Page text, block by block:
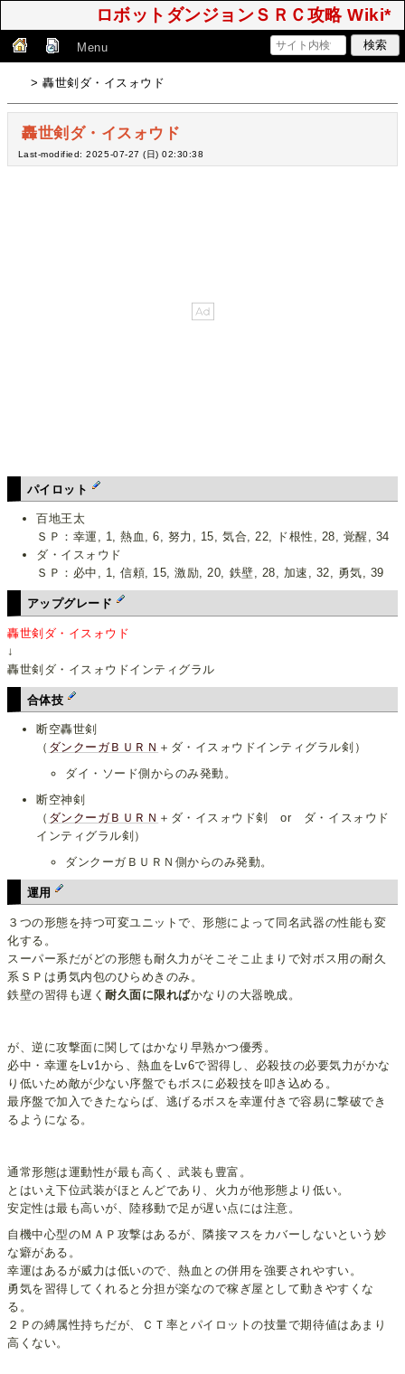
ロボットダンジョンＳＲＣ攻略 Wiki*
Menu
> 轟世剣ダ・イスォウド
轟世剣ダ・イスォウド
Last-modified: 2025-07-27 (日) 02:30:38
パイロット
百地王太
ＳＰ：幸運, 1, 熱血, 6, 努力, 15, 気合, 22, ド根性, 28, 覚醒, 34
ダ・イスォウド
ＳＰ：必中, 1, 信頼, 15, 激励, 20, 鉄壁, 28, 加速, 32, 勇気, 39
アップグレード
轟世剣ダ・イスォウド
↓
轟世剣ダ・イスォウドインティグラル
合体技
断空轟世剣
（ ダンクーガＢＵＲＮ ＋ダ・イスォウドインティグラル剣）
ダイ・ソード側からのみ発動。
断空神剣
（ ダンクーガＢＵＲＮ ＋ダ・イスォウド剣 or ダ・イスォウド
インティグラル剣）
ダンクーガＢＵＲＮ側からのみ発動。
運用
３つの形態を持つ可変ユニットで、形態によって同名武器の性能も変
化する。
スーパー系だがどの形態も耐久力がそこそこ止まりで対ボス用の耐久
系ＳＰは勇気内包のひらめきのみ。
鉄壁の習得も遅く耐久面に限ればかなりの大器晩成。
が、逆に攻撃面に関してはかなり早熟かつ優秀。
必中・幸運をLv1から、熱血をLv6で習得し、必殺技の必要気力がかな
り低いため敵が少ない序盤でもボスに必殺技を叩き込める。
最序盤で加入できたならば、逃げるボスを幸運付きで容易に撃破でき
るようになる。
通常形態は運動性が最も高く、武装も豊富。
とはいえ下位武装がほとんどであり、火力が他形態より低い。
安定性は最も高いが、陸移動で足が遅い点には注意。
自機中心型のＭＡＰ攻撃はあるが、隣接マスをカバーしないという妙
な癖がある。
幸運はあるが威力は低いので、熱血との併用を強要されやすい。
勇気を習得してくれると分担が楽なので稼ぎ屋として動きやすくな
る。
２Ｐの縛属性持ちだが、ＣＴ率とパイロットの技量で期待値はあまり
高くない。